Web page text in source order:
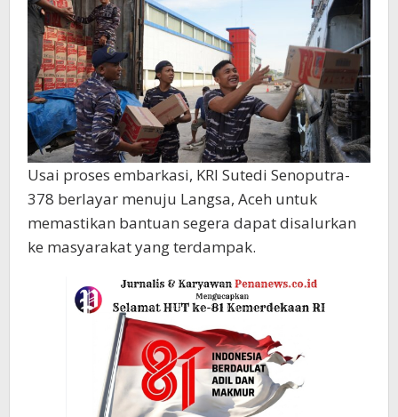
Usai proses embarkasi, KRI Sutedi Senoputra-
378 berlayar menuju Langsa, Aceh untuk
memastikan bantuan segera dapat disalurkan
ke masyarakat yang terdampak.